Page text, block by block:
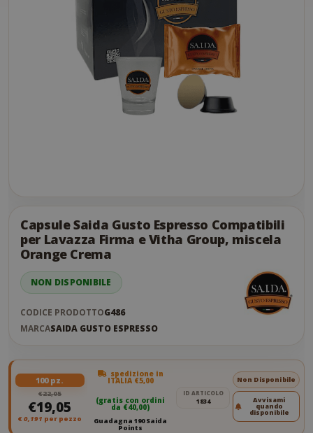
the
end
the
images
gallery
Capsule Saida Gusto Espresso Compatibili
per Lavazza Firma e Vitha Group, miscela
Orange Crema
NON DISPONIBILE
CODICE PRODOTTOG486
MARCASAIDA GUSTO ESPRESSO
100 pz.
€22,05
€19,05
€ 0,191 per pezzo
spedizione in
ITALIA €5,00
(gratis con ordini
da €40,00)
Guadagna 190 Saida
Points
ID ARTICOLO
1834
Non Disponibile
Avvisami
quando
disponibile